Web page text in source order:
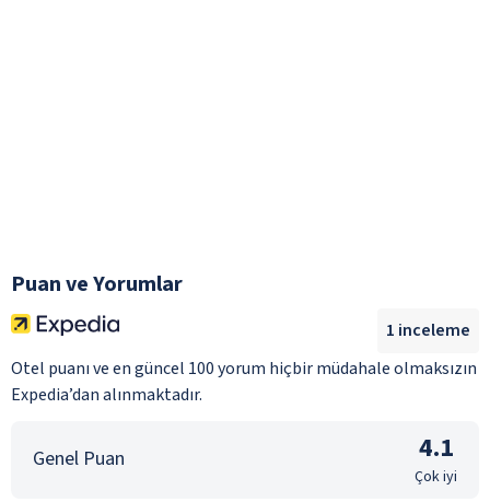
Puan ve Yorumlar
Otel puanı ve en güncel 100 yorum hiçbir müdahale olmaksızın
Expedia’dan alınmaktadır.
1 inceleme
Genel Puan 4.1
Çok iyi